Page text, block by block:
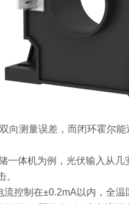
向测量误差，而闭环霍尔能
体机为例，光伏输入从
。
控制在±0.2mA以内，全